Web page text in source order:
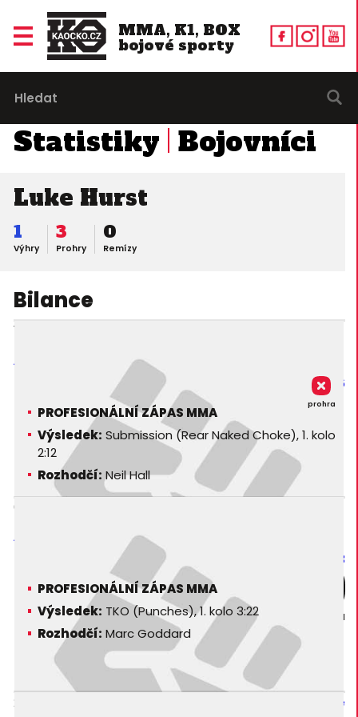
MMA, K1, BOX
bojové sporty
Statistiky Bojovníci
Luke Hurst
Výhry
1
Prohry
3
Remízy
0
Bilance
12. 11. 2011
Ant Phillips
The Submission Magician
CC - Cage Control 6
PROFESIONÁLNÍ ZÁPAS MMA
Výsledek: Submission (Rear Naked Choke), 1. kolo
2:12
Rozhodčí: Neil Hall
prohra
06. 02. 2010
Ant Phillips
The Submission Magician
GP - Night of Gladiators 3
PROFESIONÁLNÍ ZÁPAS MMA
Výsledek: TKO (Punches), 1. kolo 3:22
Rozhodčí: Marc Goddard
prohra
27. 06. 2009
PK - Pro Kumite